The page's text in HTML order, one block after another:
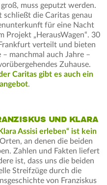
muss geputzt werden.
schließt die Caritas genau
für eine Nacht
Projekt „HerausWagen“. 30
verteilt und bieten
manchmal auch Jahre –
Zuhause.
Caritas gibt es auch ein
.
UND KLARA
Assisi erleben“ ist kein
an denen die beiden
Zahlen und Fakten liefert
ist, dass uns die beiden
Streifzüge durch die
von Franziskus